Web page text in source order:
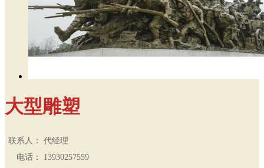
大型雕塑
联系人：
代经理
电话：
13930257559